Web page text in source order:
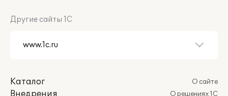
Другие сайты 1С
Каталог
Внедрения
О сайте
О решениях 1С